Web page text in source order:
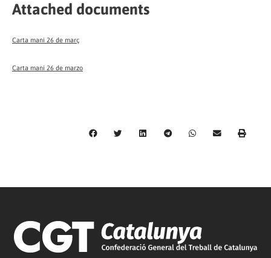
Attached documents
Carta mani 26 de març
Carta mani 26 de marzo